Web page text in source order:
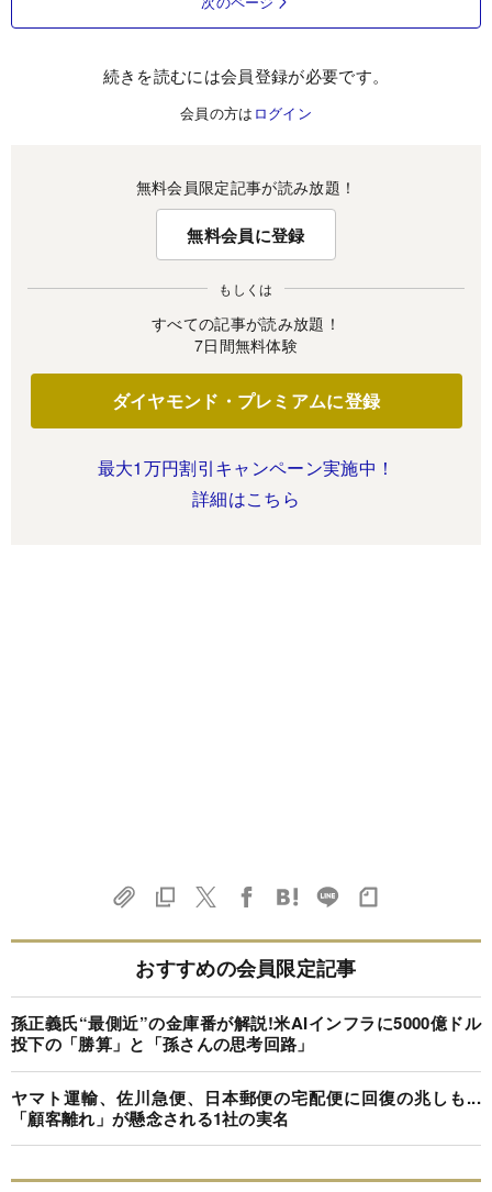
続きを読むには会員登録が必要です。
会員の方は ログイン
無料会員限定記事が読み放題！
無料会員に登録
もしくは
すべての記事が読み放題！
7日間無料体験
ダイヤモンド・プレミアムに登録
最大1万円割引キャンペーン実施中！
詳細はこちら
おすすめの会員限定記事
孫正義氏“最側近”の金庫番が解説!米AIインフラに5000億ドル
投下の「勝算」と「孫さんの思考回路」
ヤマト運輸、佐川急便、日本郵便の宅配便に回復の兆しも...
「顧客離れ」が懸念される1社の実名